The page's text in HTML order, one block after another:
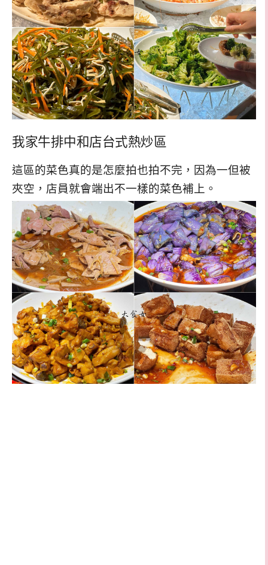
我家牛排中和店台式熱炒區
這區的菜色真的是怎麼拍也拍不完，因為一但被
夾空，店員就會端出不一樣的菜色補上。